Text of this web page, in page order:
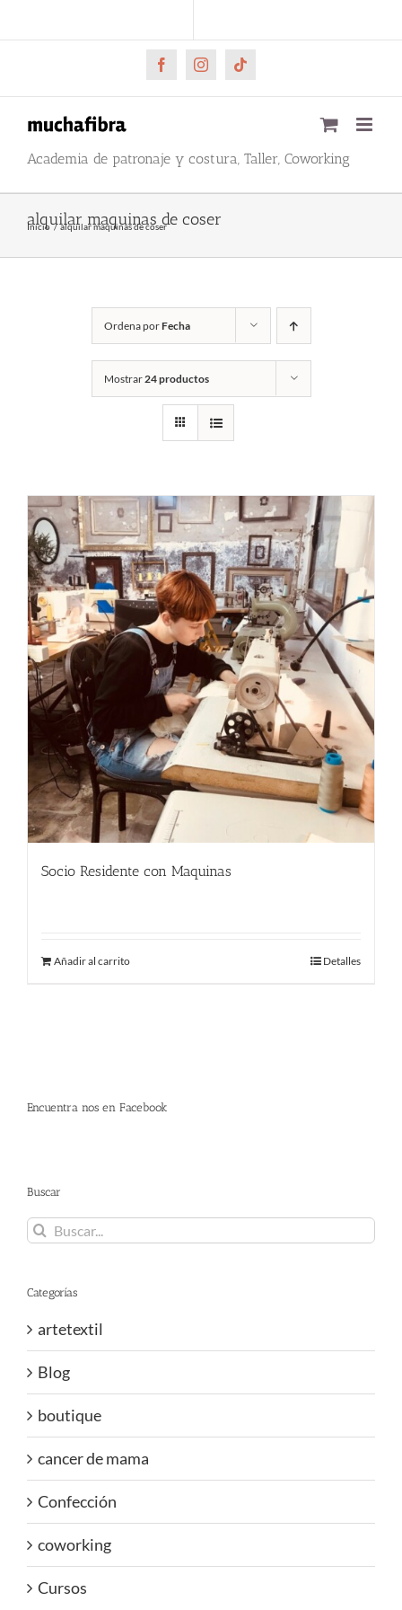
al
FacebookInstagramTiktok
Academia de patronaje y costura, Taller, Coworking
alquilar maquinas de coser
Inicio alquilar maquinas de coser
Ordena porFecha
Mostrar24 productos
Socio Residente con Maquinas
Añadir al carrito Detalles
Encuentra nos en Facebook
Buscar
Buscar:
Categorías
artetextil
Blog
boutique
cancer de mama
Confección
coworking
Cursos